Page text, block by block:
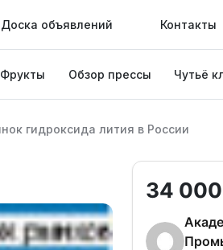
Доска объявлений Контакты
Фрукты Обзор прессы Чутьё
гидроксида лития в России
34